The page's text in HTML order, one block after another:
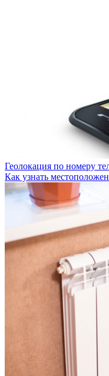
Геолокация по номеру
Как узнать